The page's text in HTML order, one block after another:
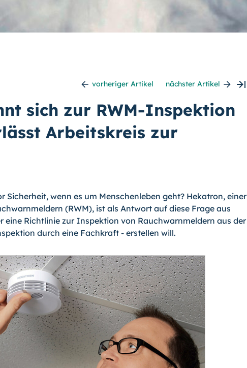
vorheriger Artikel nächster Artikel
sich zur RWM-Inspektion
Arbeitskreis zur
Sicherheit, wenn es um Menschenleben geht? He­katron, einer
(RWM), ist als Antwort auf diese Frage aus
eine Richtlinie zur Inspektion von Rauchwarnmeldern aus der
durch eine Fachkraft - erstellen will.